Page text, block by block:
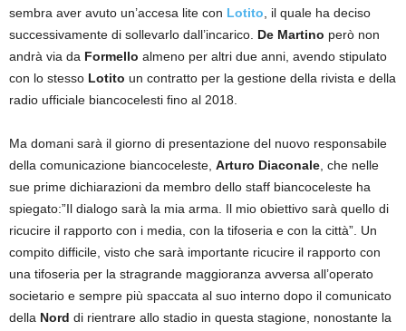
sembra aver avuto un’accesa lite con Lotito , il quale ha deciso
successivamente di sollevarlo dall’incarico. De Martino però non
andrà via da Formello almeno per altri due anni, avendo stipulato
con lo stesso Lotito un contratto per la gestione della rivista e della
radio ufficiale biancocelesti fino al 2018.
Ma domani sarà il giorno di presentazione del nuovo responsabile
della comunicazione biancoceleste, Arturo Diaconale , che nelle
sue prime dichiarazioni da membro dello staff biancoceleste ha
spiegato:”Il dialogo sarà la mia arma. Il mio obiettivo sarà quello di
ricucire il rapporto con i media, con la tifoseria e con la città”. Un
compito difficile, visto che sarà importante ricucire il rapporto con
una tifoseria per la stragrande maggioranza avversa all’operato
societario e sempre più spaccata al suo interno dopo il comunicato
della Nord di rientrare allo stadio in questa stagione, nonostante la